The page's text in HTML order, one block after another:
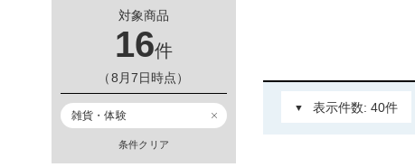
対象商品
16件
（8月7日時点）
雑貨・体験
条件クリア